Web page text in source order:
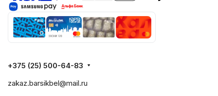
+375 (25) 500-64-83
zakaz.barsikbel@mail.ru